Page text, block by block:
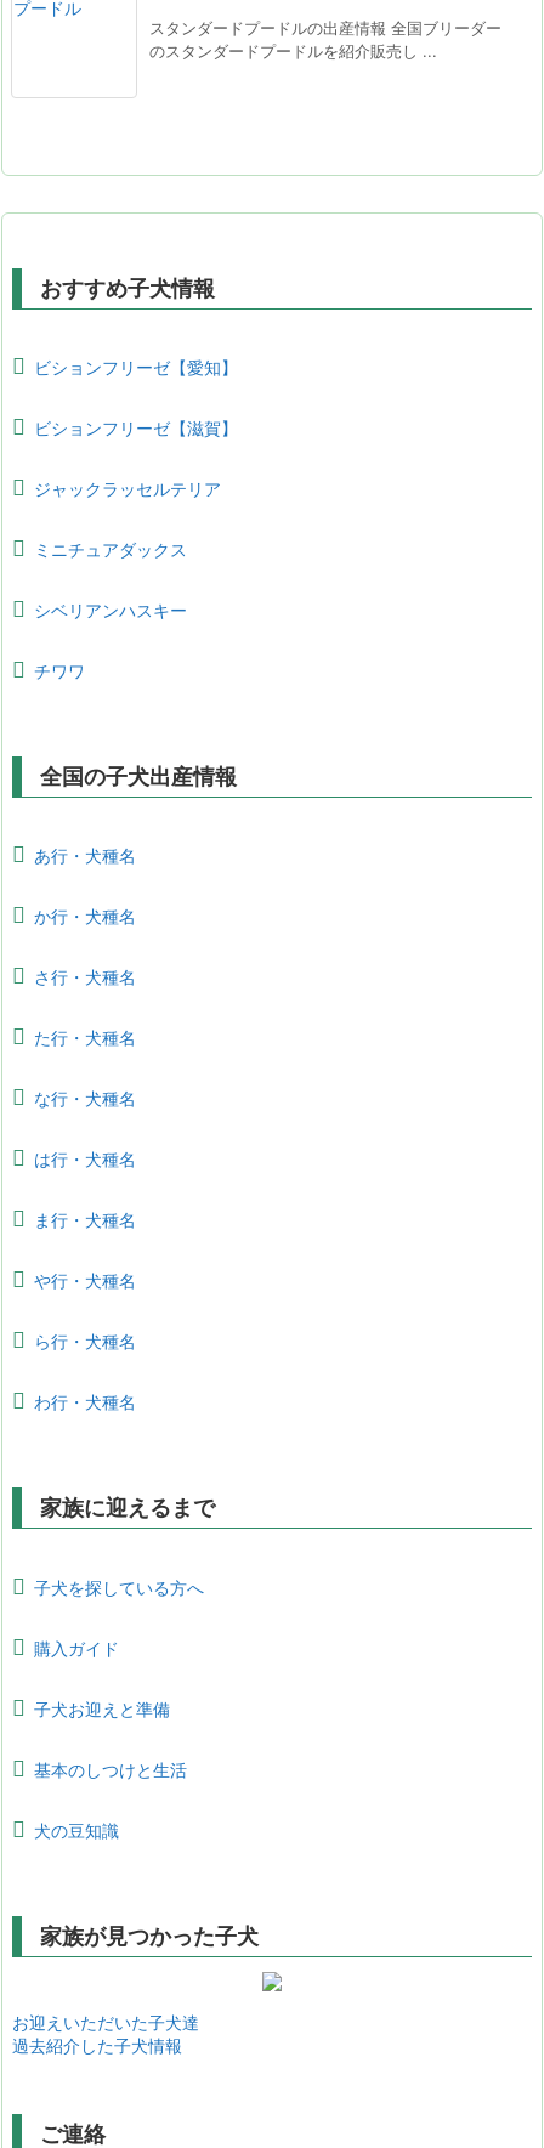
スタンダードプードルの出産情報 全国ブリーダー
のスタンダードプードルを紹介販売し ...
おすすめ子犬情報
ビションフリーゼ【愛知】
ビションフリーゼ【滋賀】
ジャックラッセルテリア
ミニチュアダックス
シベリアンハスキー
チワワ
全国の子犬出産情報
あ行・犬種名
か行・犬種名
さ行・犬種名
た行・犬種名
な行・犬種名
は行・犬種名
ま行・犬種名
や行・犬種名
ら行・犬種名
わ行・犬種名
家族に迎えるまで
子犬を探している方へ
購入ガイド
子犬お迎えと準備
基本のしつけと生活
犬の豆知識
家族が見つかった子犬
お迎えいただいた子犬達
過去紹介した子犬情報
ご連絡